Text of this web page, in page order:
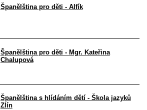
Španělština pro děti - Alfík
Španělština pro děti - Mgr. Kateřina
Chalupová
Španělština s hlídáním dětí - Škola jazyků
Zlín